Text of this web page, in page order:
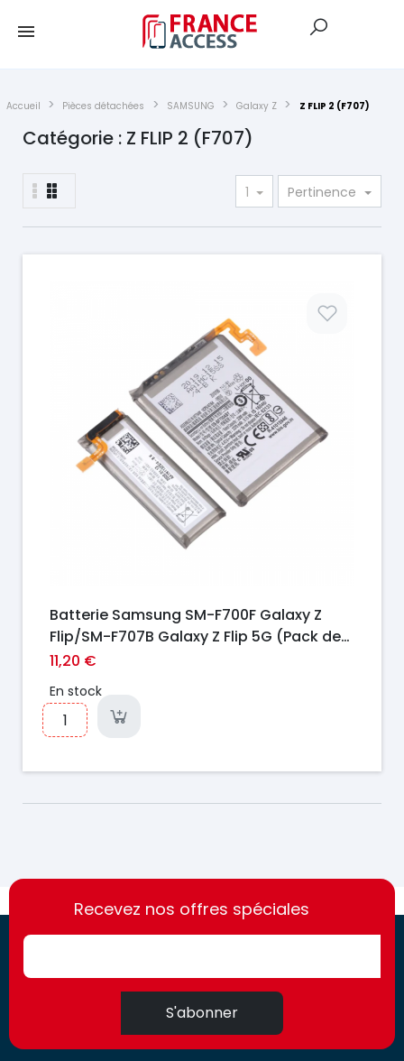
Accueil Pièces détachées SAMSUNG Galaxy Z Z FLIP 2 (F707)
Catégorie : Z FLIP 2 (F707)
1 Pertinence
Batterie Samsung SM-F700F Galaxy Z
Flip/SM-F707B Galaxy Z Flip 5G (Pack de
2)
11,20 €
En stock
https://france-
access.fr
https://france-
access.fr
Recevez nos offres spéciales
S'abonner